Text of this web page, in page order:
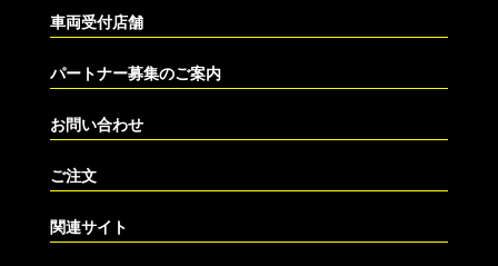
車両受付店舗
パートナー募集のご案内
お問い合わせ
ご注文
関連サイト